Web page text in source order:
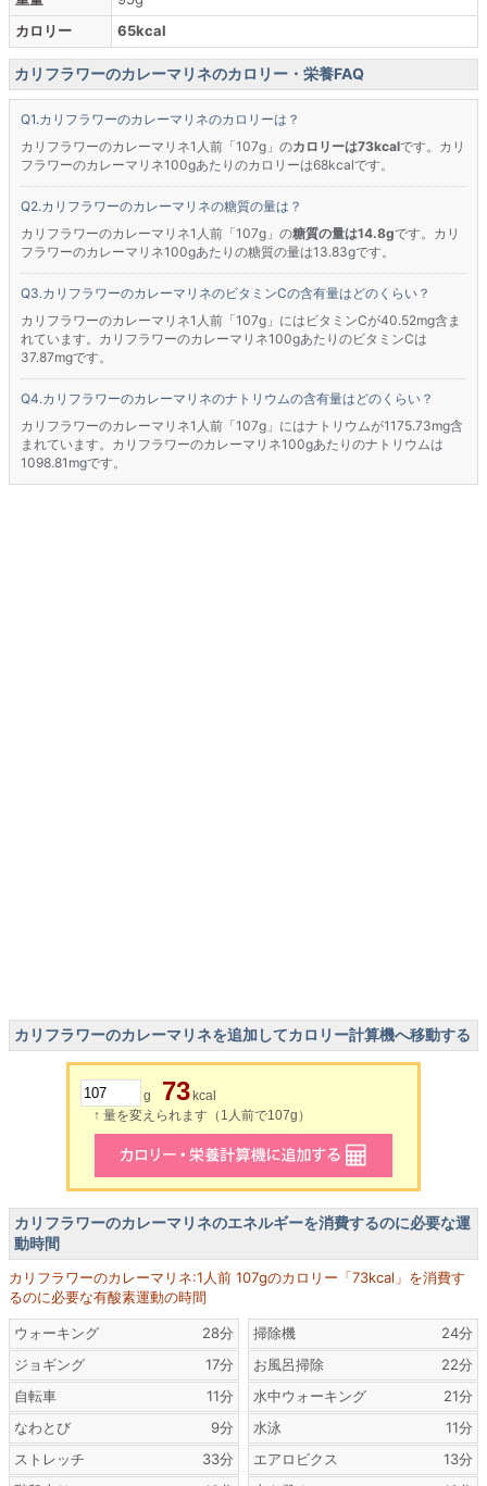
カロリー
65kcal
カリフラワーのカレーマリネのカロリー・栄養FAQ
カリフラワーのカレーマリネのカロリーは？
カリフラワーのカレーマリネ1人前「107g」のカロリーは73kcalです。カリ
フラワーのカレーマリネ100gあたりのカロリーは68kcalです。
カリフラワーのカレーマリネの糖質の量は？
カリフラワーのカレーマリネ1人前「107g」の糖質の量は14.8gです。カリ
フラワーのカレーマリネ100gあたりの糖質の量は13.83gです。
カリフラワーのカレーマリネのビタミンCの含有量はどのくらい？
カリフラワーのカレーマリネ1人前「107g」にはビタミンCが40.52mg含ま
れています。カリフラワーのカレーマリネ100gあたりのビタミンCは
37.87mgです。
カリフラワーのカレーマリネのナトリウムの含有量はどのくらい？
カリフラワーのカレーマリネ1人前「107g」にはナトリウムが1175.73mg含
まれています。カリフラワーのカレーマリネ100gあたりのナトリウムは
1098.81mgです。
カリフラワーのカレーマリネを追加してカロリー計算機へ移動する
g 73 kcal
↑ 量を変えられます（1人前で107g）
カリフラワーのカレーマリネのエネルギーを消費するのに必要な運
動時間
カリフラワーのカレーマリネ:1人前 107gのカロリー「73kcal」を消費す
るのに必要な有酸素運動の時間
ウォーキング
28分
ジョギング
17分
自転車
11分
なわとび
9分
ストレッチ
33分
掃除機
24分
お風呂掃除
22分
水中ウォーキング
21分
水泳
11分
エアロビクス
13分